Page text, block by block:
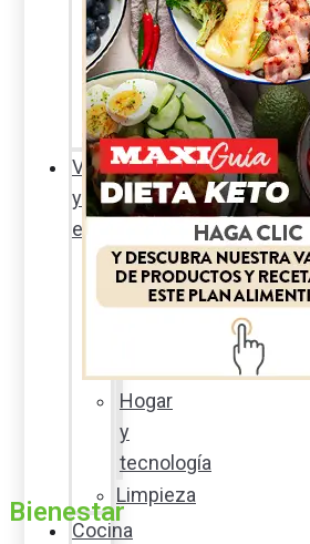
Sexualidad
responsable
En
la
percha
Vida
y
estilo
Productos
nuevos
Hogar
y
tecnología
Limpieza
Cocina
Bienestar